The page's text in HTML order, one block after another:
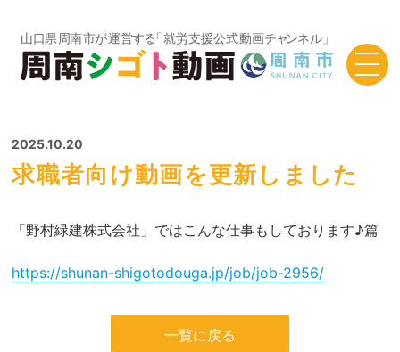
2025.10.20
求職者向け動画を更新しました
「野村緑建株式会社」ではこんな仕事もしております♪篇
https://shunan-shigotodouga.jp/job/job-2956/
一覧に戻る